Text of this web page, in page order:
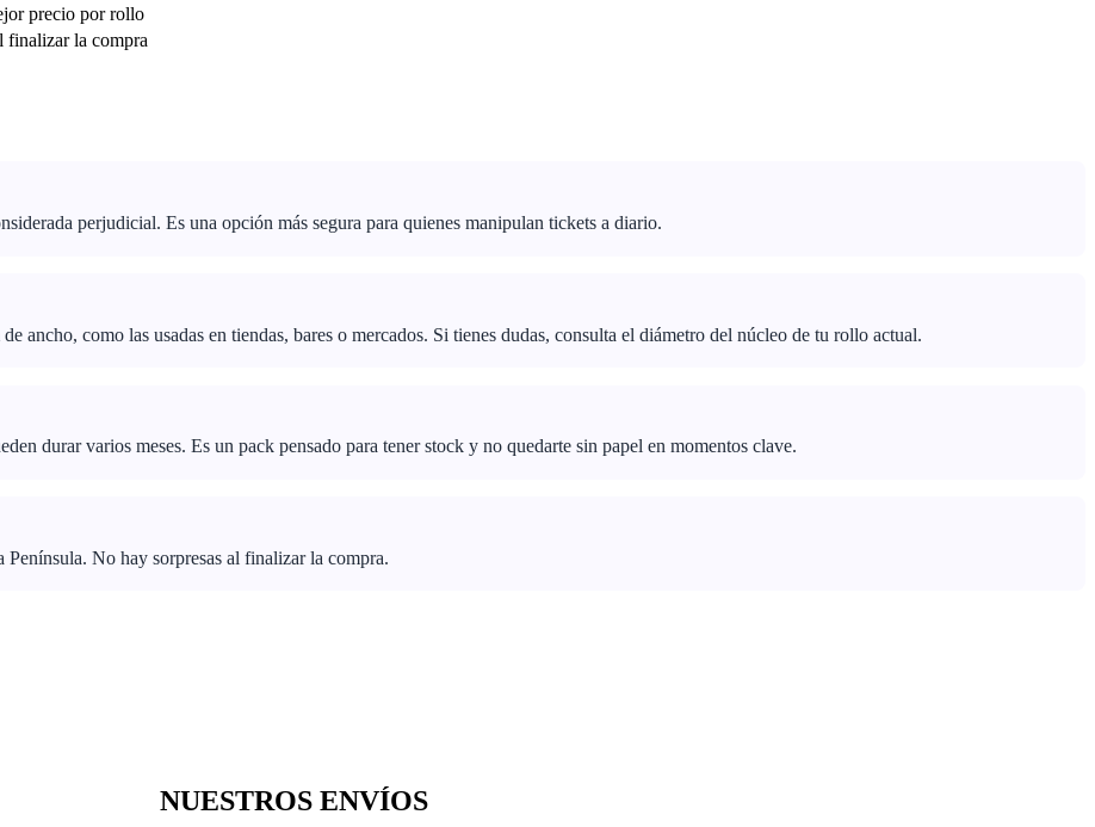
precio por rollo
finalizar la compra
perjudicial. Es una opción más segura para quienes manipulan tickets a diario.
ancho, como las usadas en tiendas, bares o mercados. Si tienes dudas, consulta el diámetro del núcleo de tu rollo actual.
durar varios meses. Es un pack pensado para tener stock y no quedarte sin papel en momentos clave.
No hay sorpresas al finalizar la compra.
NUESTROS ENVÍOS